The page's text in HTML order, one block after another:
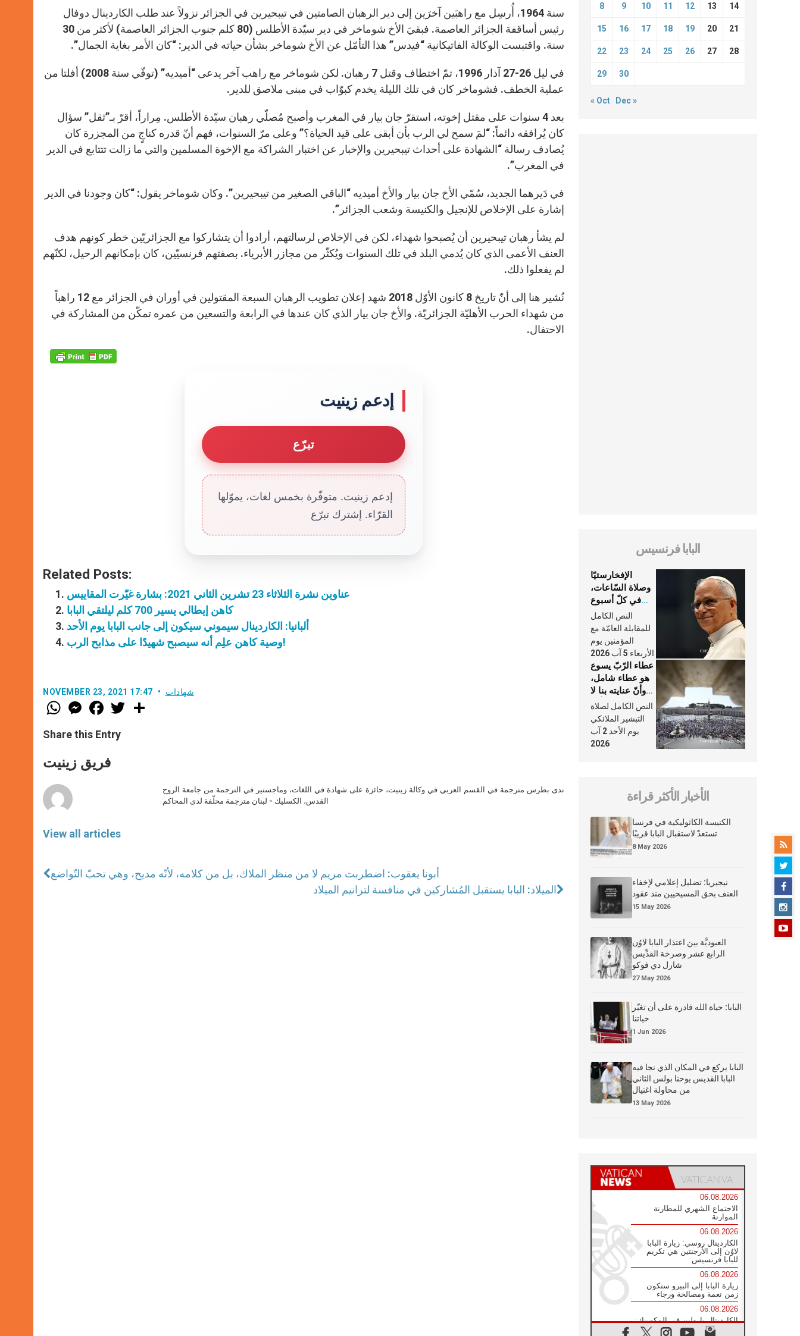
سنة 1964، أُرسِل مع راهبَين آخرَين إلى دير الرهبان الصامتين في تيبحيرين في الجزائر نزولاً عند طلب الكاردينال دوفال
رئيس أساقفة الجزائر العاصمة. فبقيَ الأخ شوماخر في دير سيّدة الأطلس (80 كلم جنوب الجزائر العاصمة) لأكثر من 30
سنة. واقتبست الوكالة الفاتيكانية “فيدس” هذا التأمّل عن الأخ شوماخر بشأن حياته في الدير: “كان الأمر بغاية الجمال”.
في ليل 26-27 آذار 1996، تمّ اختطاف وقتل 7 رهبان. لكن شوماخر مع راهب آخر يدعى “أميديه” (توفّي سنة 2008) أفلتا من
عملية الخطف. فشوماخر كان في تلك الليلة يخدم كبوّاب في مبنى ملاصق للدير.
بعد 4 سنوات على مقتل إخوته، استقرّ جان بيار في المغرب وأصبح مُصلّي رهبان سيّدة الأطلس. مِراراً، أقرّ بـ”ثقل” سؤال
كان يُرافقه دائماً: “لمَ سمح لي الرب بأن أبقى على قيد الحياة؟” وعلى مرّ السنوات، فهم أنّ قدره كناجٍ من المجزرة كان
يُصادف رسالة “الشهادة على أحداث تيبحيرين والإخبار عن اختبار الشراكة مع الإخوة المسلمين والتي ما زالت تتتابع في الدير
في المغرب”.
في دَيرهما الجديد، سُمّي الأخ جان بيار والأخ أميديه “الباقي الصغير من تيبحيرين”. وكان شوماخر يقول: “كان وجودنا في الدير
إشارة على الإخلاص للإنجيل والكنيسة وشعب الجزائر”.
لم يشأ رهبان تيبحيرين أن يُصبحوا شهداء، لكن في الإخلاص لرسالتهم، أرادوا أن يتشاركوا مع الجزائريّين خطر كونهم هدف
العنف الأعمى الذي كان يُدمي البلد في تلك السنوات ويُكثّر من مجازر الأبرياء. بصفتهم فرنسيّين، كان بإمكانهم الرحيل، لكنّهم
لم يفعلوا ذلك.
نُشير هنا إلى أنّ تاريخ 8 كانون الأوّل 2018 شهد إعلان تطويب الرهبان السبعة المقتولين في أوران في الجزائر مع 12 راهباً
من شهداء الحرب الأهليّة الجزائريّة. والأخ جان بيار الذي كان عندها في الرابعة والتسعين من عمره تمكّن من المشاركة في
الاحتفال.
إدعم زينيت
تبرّع
إدعم زينيت. متوفّرة بخمس لغات، يموّلها
القرّاء. إشترك تبرّع
Related Posts:
عناوين نشرة الثلاثاء 23 تشرين الثاني 2021: بشارة غيّرت المقاييس
كاهن إيطالي يسير 700 كلم ليلتقي البابا
ألبانيا: الكاردينال سيموني سيكون إلى جانب البابا يوم الأحد
وصية كاهن علِم أنه سيصبح شهيدًا على مذابح الرب!
NOVEMBER 23, 2021 17:47 شهادات
W
h
t
s
p
p
M
e
s
e
g
e
F
a
e
b
o
k
w
Share this Entry
فريق زينيت
View all articles
ندى بطرس مترجمة في القسم العربي في وكالة زينيت، حائزة على شهادة في اللغات، وماجستير في الترجمة من جامعة الروح
القدس، الكسليك - لبنان مترجمة محلّفة لدى المحاكم
أبونا يعقوب: اضطربت مريم لا من منظر الملاك، بل من كلامه، لأنّه مديح، وهي تحبّ التّواضع
الميلاد: البابا يستقبل المُشاركين في منافسة لترانيم الميلاد
8 9 10 11 12 13 14
15 16 17 18 19 20 21
22 23 24 25 26 27 28
29 30
« Oct Dec »
البابا فرنسيس
الإفخارستيّا
وصلاة السّاعات،
في كلّ أسبوع
وكلّ يوم، هما
النَّفَس في حياة
الكنيسة
النص الكامل
للمقابلة العامّة مع
المؤمنين يوم
الأربعاء 5 آب 2026
عطاء الرّبّ يسوع
هو عطاء شامل،
وأنّ عنايته بنا لا
تغيب عنّا أبدًا
النص الكامل لصلاة
التبشير الملائكي
يوم الأحد 2 آب
2026
الأخبار الأكثر قراءة
الكنيسة الكاثوليكية في فرنسا
تستعدّ لاستقبال البابا قريبًا
8 May 2026
نيجيريا: تضليل إعلامي لإخفاء
العنف بحق المسيحيين منذ عقود
15 May 2026
العبوديَّة بين اعتذار البابا لاوُن
الرابع عشر وصرخة القدِّيس
شارل دي فوكو
27 May 2026
البابا: حياة الله قادرة على أن تغيّر
حياتنا
1 Jun 2026
البابا يركع في المكان الذي نجا فيه
البابا القديس يوحنا بولس الثاني
من محاولة اغتيال
13 May 2026
06.08.2026
الاجتماع الشهري للمطارنة
الموارنة
06.08.2026
الكاردينال روسي: زيارة البابا
لاوُن إلى الأرجنتين هي تكريم
للبابا فرنسيس
06.08.2026
زيارة البابا إلى البيرو ستكون
زمن نعمة ومصالحة ورجاء
06.08.2026
الكاردينال بارولين في المكسيك:
علينا أن نكون حاضرين إلى جانب